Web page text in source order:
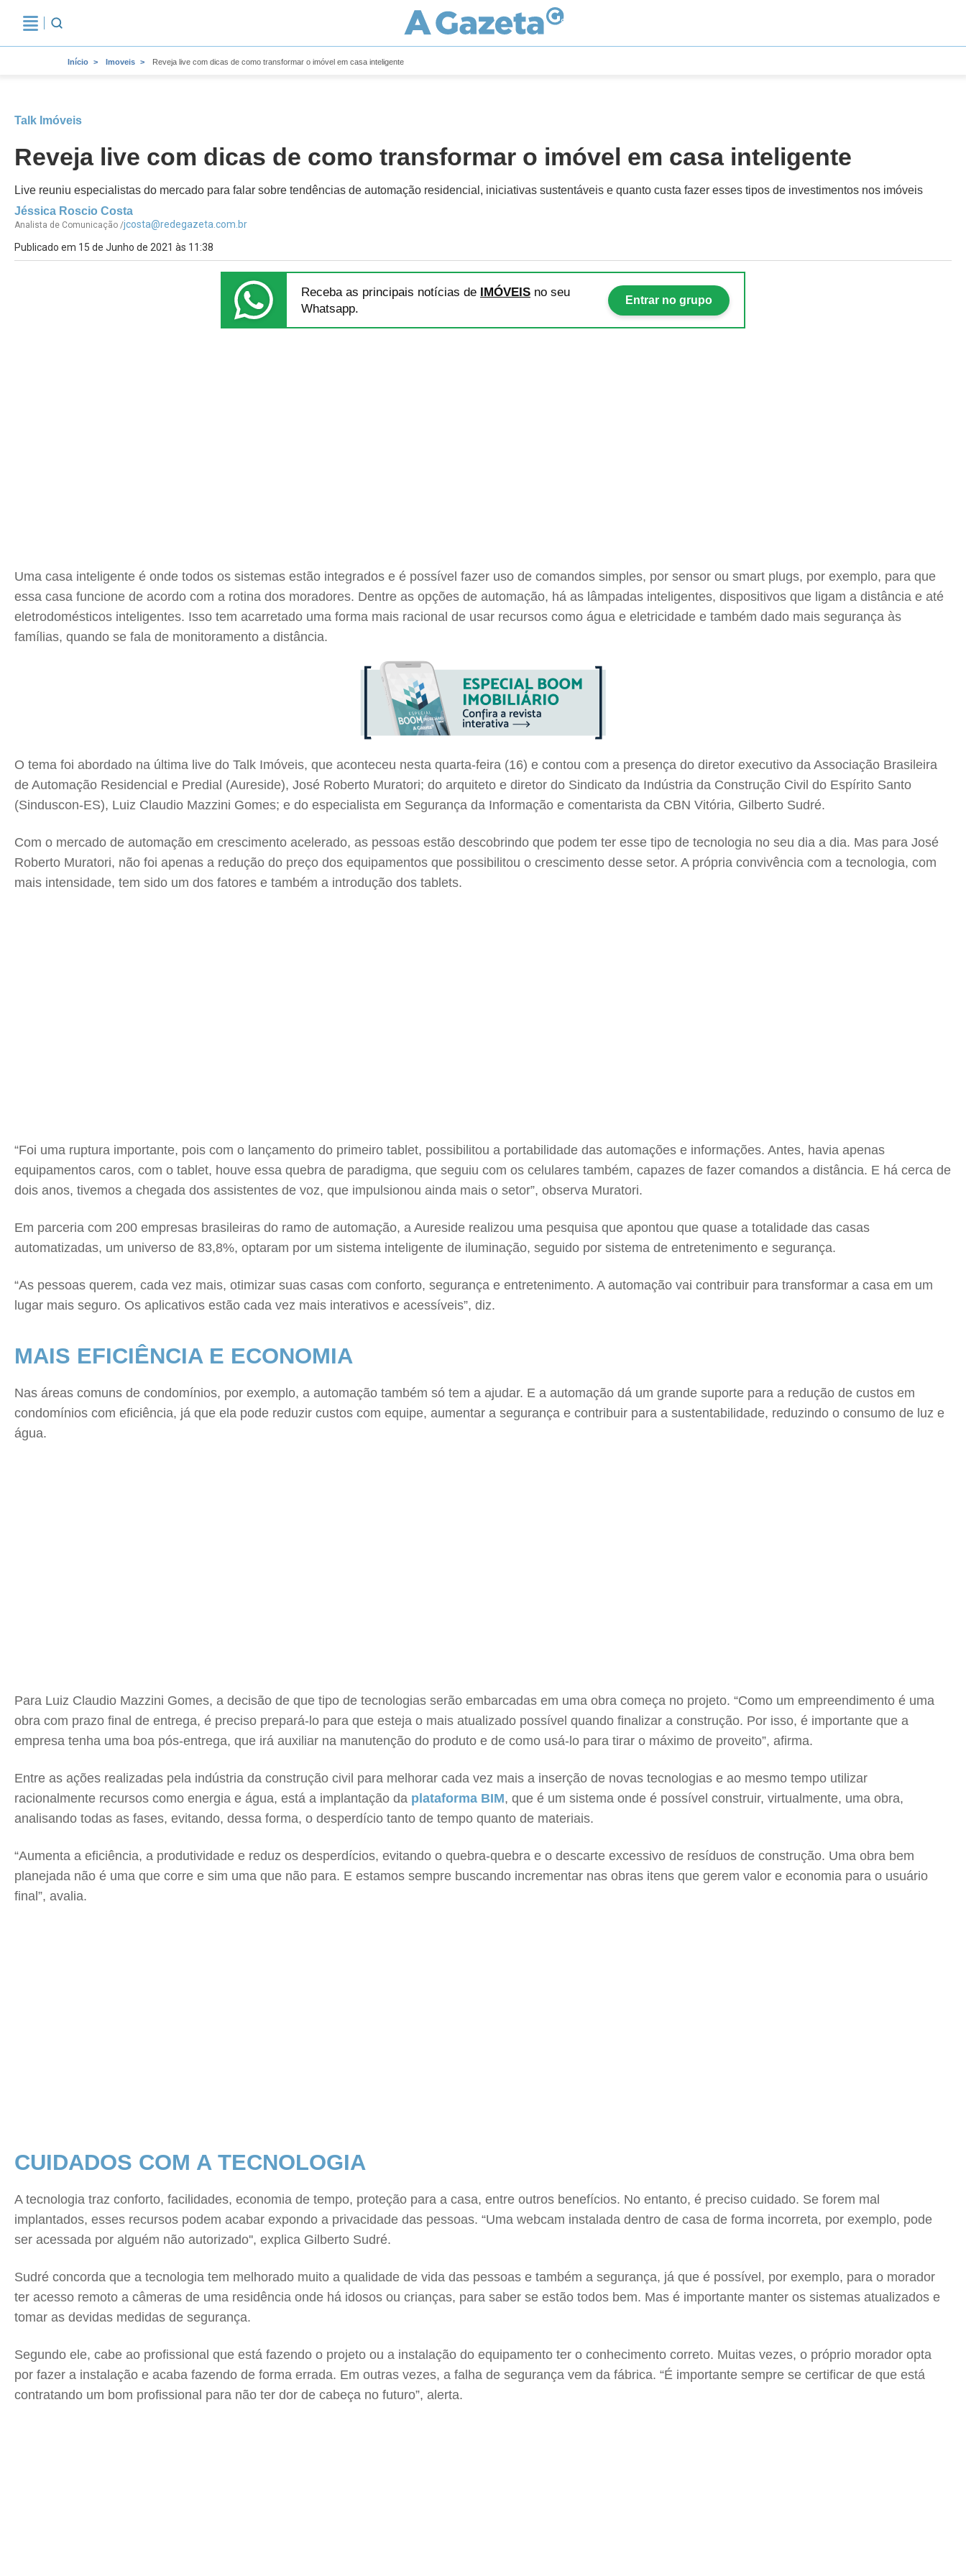
Início Imoveis Reveja live com dicas de como transformar o imóvel em casa inteligente
Talk Imóveis
Reveja live com dicas de como transformar o imóvel em casa inteligente
Live reuniu especialistas do mercado para falar sobre tendências de automação residencial, iniciativas sustentáveis e quanto custa fazer esses tipos de investimentos nos imóveis
Jéssica Roscio Costa
Analista de Comunicação /jcosta@redegazeta.com.br
Publicado em 15 de Junho de 2021 às 11:38
Receba as principais notícias de IMÓVEIS no seu
Whatsapp.
Entrar no grupo
Uma casa inteligente é onde todos os sistemas estão integrados e é possível fazer uso de comandos simples, por sensor ou smart plugs, por exemplo, para que
essa casa funcione de acordo com a rotina dos moradores. Dentre as opções de automação, há as lâmpadas inteligentes, dispositivos que ligam a distância e até
eletrodomésticos inteligentes. Isso tem acarretado uma forma mais racional de usar recursos como água e eletricidade e também dado mais segurança às
famílias, quando se fala de monitoramento a distância.
O tema foi abordado na última live do Talk Imóveis, que aconteceu nesta quarta-feira (16) e contou com a presença do diretor executivo da Associação Brasileira
de Automação Residencial e Predial (Aureside), José Roberto Muratori; do arquiteto e diretor do Sindicato da Indústria da Construção Civil do Espírito Santo
(Sinduscon-ES), Luiz Claudio Mazzini Gomes; e do especialista em Segurança da Informação e comentarista da CBN Vitória, Gilberto Sudré.
Com o mercado de automação em crescimento acelerado, as pessoas estão descobrindo que podem ter esse tipo de tecnologia no seu dia a dia. Mas para José
Roberto Muratori, não foi apenas a redução do preço dos equipamentos que possibilitou o crescimento desse setor. A própria convivência com a tecnologia, com
mais intensidade, tem sido um dos fatores e também a introdução dos tablets.
“Foi uma ruptura importante, pois com o lançamento do primeiro tablet, possibilitou a portabilidade das automações e informações. Antes, havia apenas
equipamentos caros, com o tablet, houve essa quebra de paradigma, que seguiu com os celulares também, capazes de fazer comandos a distância. E há cerca de
dois anos, tivemos a chegada dos assistentes de voz, que impulsionou ainda mais o setor”, observa Muratori.
Em parceria com 200 empresas brasileiras do ramo de automação, a Aureside realizou uma pesquisa que apontou que quase a totalidade das casas
automatizadas, um universo de 83,8%, optaram por um sistema inteligente de iluminação, seguido por sistema de entretenimento e segurança.
“As pessoas querem, cada vez mais, otimizar suas casas com conforto, segurança e entretenimento. A automação vai contribuir para transformar a casa em um
lugar mais seguro. Os aplicativos estão cada vez mais interativos e acessíveis”, diz.
MAIS EFICIÊNCIA E ECONOMIA
Nas áreas comuns de condomínios, por exemplo, a automação também só tem a ajudar. E a automação dá um grande suporte para a redução de custos em
condomínios com eficiência, já que ela pode reduzir custos com equipe, aumentar a segurança e contribuir para a sustentabilidade, reduzindo o consumo de luz e
água.
Para Luiz Claudio Mazzini Gomes, a decisão de que tipo de tecnologias serão embarcadas em uma obra começa no projeto. “Como um empreendimento é uma
obra com prazo final de entrega, é preciso prepará-lo para que esteja o mais atualizado possível quando finalizar a construção. Por isso, é importante que a
empresa tenha uma boa pós-entrega, que irá auxiliar na manutenção do produto e de como usá-lo para tirar o máximo de proveito”, afirma.
Entre as ações realizadas pela indústria da construção civil para melhorar cada vez mais a inserção de novas tecnologias e ao mesmo tempo utilizar
racionalmente recursos como energia e água, está a implantação da plataforma BIM, que é um sistema onde é possível construir, virtualmente, uma obra,
analisando todas as fases, evitando, dessa forma, o desperdício tanto de tempo quanto de materiais.
“Aumenta a eficiência, a produtividade e reduz os desperdícios, evitando o quebra-quebra e o descarte excessivo de resíduos de construção. Uma obra bem
planejada não é uma que corre e sim uma que não para. E estamos sempre buscando incrementar nas obras itens que gerem valor e economia para o usuário
final”, avalia.
CUIDADOS COM A TECNOLOGIA
A tecnologia traz conforto, facilidades, economia de tempo, proteção para a casa, entre outros benefícios. No entanto, é preciso cuidado. Se forem mal
implantados, esses recursos podem acabar expondo a privacidade das pessoas. “Uma webcam instalada dentro de casa de forma incorreta, por exemplo, pode
ser acessada por alguém não autorizado'', explica Gilberto Sudré.
Sudré concorda que a tecnologia tem melhorado muito a qualidade de vida das pessoas e também a segurança, já que é possível, por exemplo, para o morador
ter acesso remoto a câmeras de uma residência onde há idosos ou crianças, para saber se estão todos bem. Mas é importante manter os sistemas atualizados e
tomar as devidas medidas de segurança.
Segundo ele, cabe ao profissional que está fazendo o projeto ou a instalação do equipamento ter o conhecimento correto. Muitas vezes, o próprio morador opta
por fazer a instalação e acaba fazendo de forma errada. Em outras vezes, a falha de segurança vem da fábrica. “É importante sempre se certificar de que está
contratando um bom profissional para não ter dor de cabeça no futuro”, alerta.